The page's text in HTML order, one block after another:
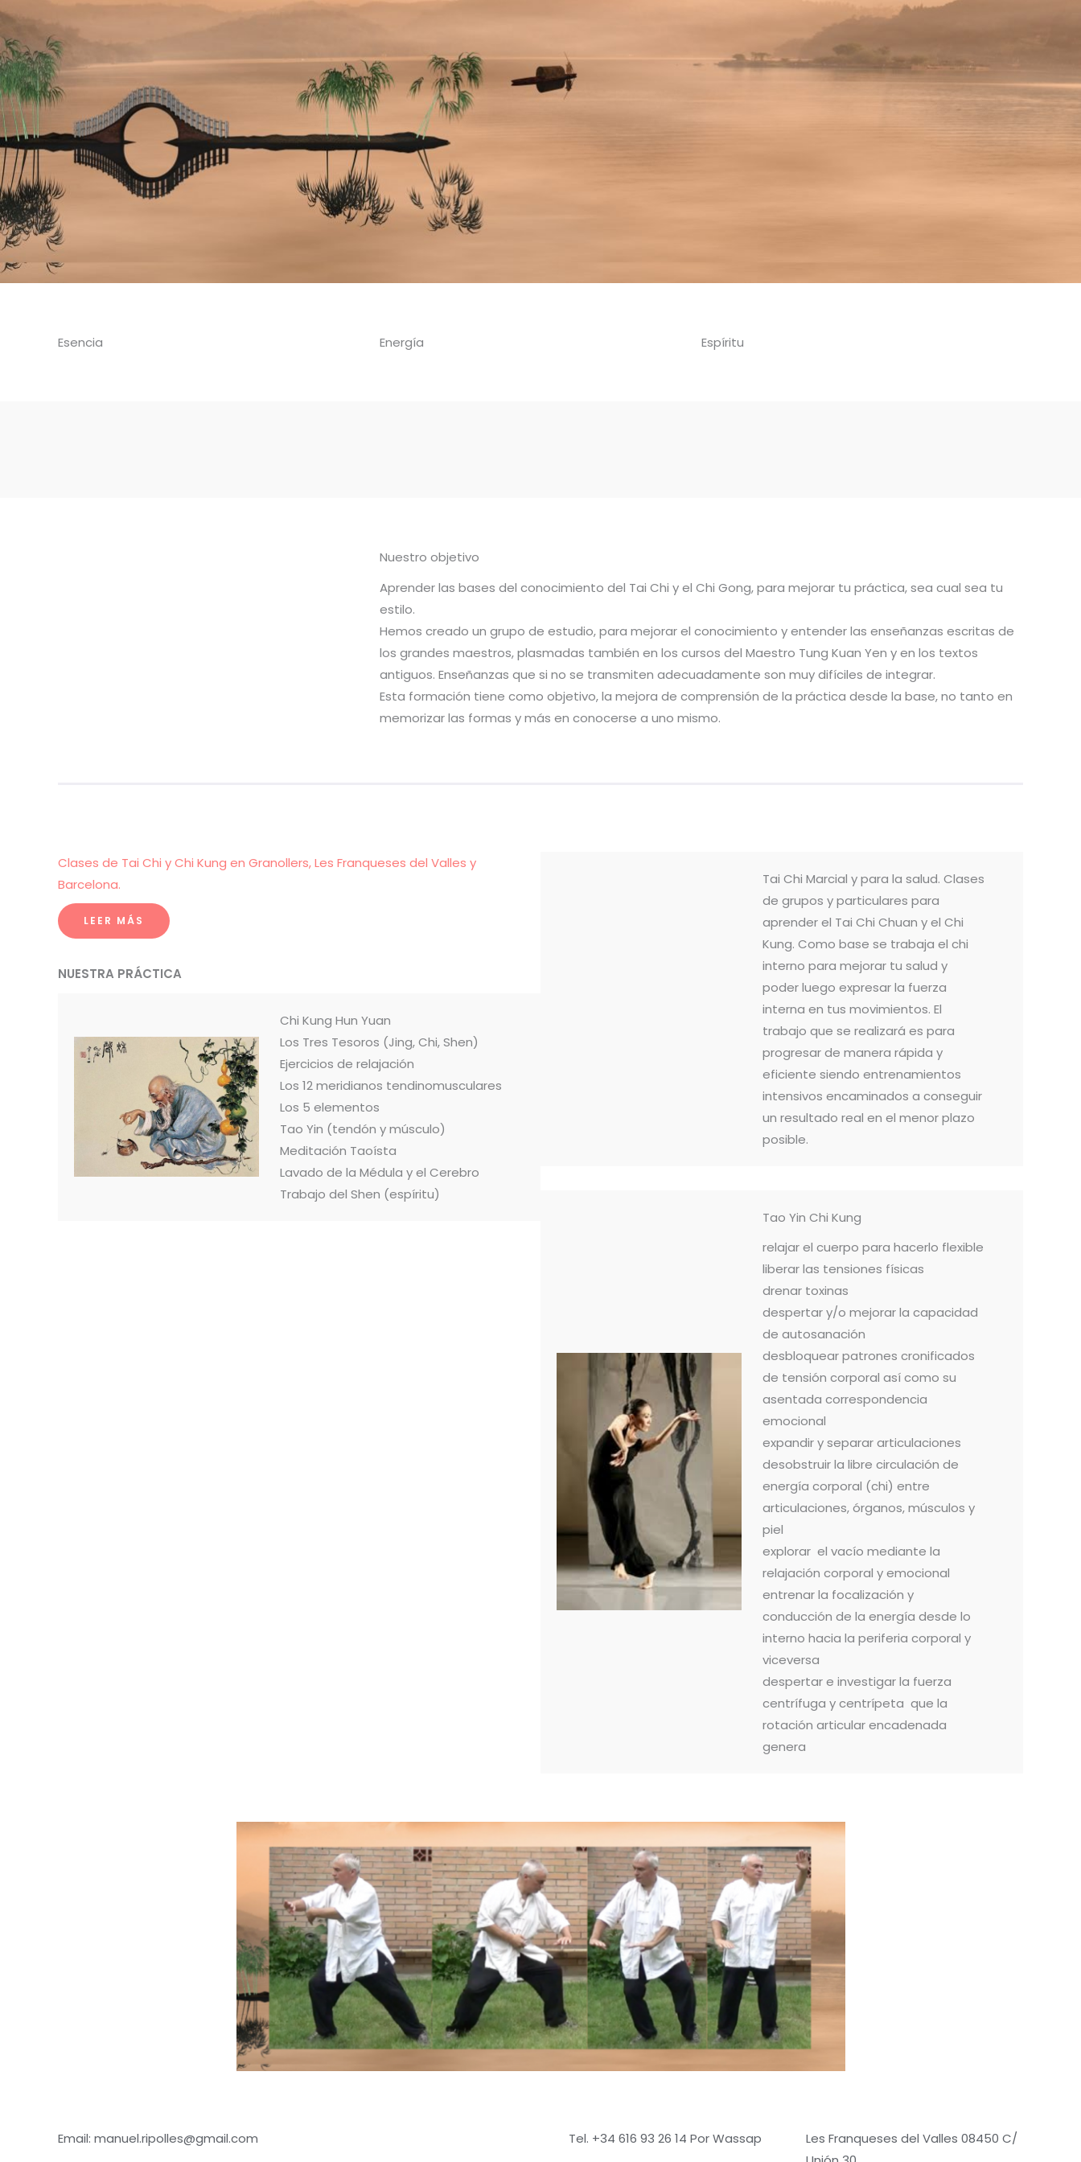
Esencia Energía Espíritu
Nuestro objetivo
Aprender las bases del conocimiento del Tai Chi y el Chi Gong, para mejorar tu práctica, sea cual sea tu
estilo.
Hemos creado un grupo de estudio, para mejorar el conocimiento y entender las enseñanzas escritas de
los grandes maestros, plasmadas también en los cursos del Maestro Tung Kuan Yen y en los textos
antiguos. Enseñanzas que si no se transmiten adecuadamente son muy difíciles de integrar.
Esta formación tiene como objetivo, la mejora de comprensión de la práctica desde la base, no tanto en
memorizar las formas y más en conocerse a uno mismo.
Clases de Tai Chi y Chi Kung en Granollers, Les Franqueses del Valles y
Barcelona.
LEER MÁS
NUESTRA PRÁCTICA
Chi Kung Hun Yuan
Los Tres Tesoros (Jing, Chi, Shen)
Ejercicios de relajación
Los 12 meridianos tendinomusculares
Los 5 elementos
Tao Yin (tendón y músculo)
Meditación Taoísta
Lavado de la Médula y el Cerebro
Trabajo del Shen (espíritu)
Tai Chi Marcial y para la salud. Clases
de grupos y particulares para
aprender el Tai Chi Chuan y el Chi
Kung. Como base se trabaja el chi
interno para mejorar tu salud y
poder luego expresar la fuerza
interna en tus movimientos. El
trabajo que se realizará es para
progresar de manera rápida y
eficiente siendo entrenamientos
intensivos encaminados a conseguir
un resultado real en el menor plazo
posible.
Tao Yin Chi Kung
relajar el cuerpo para hacerlo flexible
liberar las tensiones físicas
drenar toxinas
despertar y/o mejorar la capacidad
de autosanación
desbloquear patrones cronificados
de tensión corporal así como su
asentada correspondencia
emocional
expandir y separar articulaciones
desobstruir la libre circulación de
energía corporal (chi) entre
articulaciones, órganos, músculos y
piel
explorar el vacío mediante la
relajación corporal y emocional
entrenar la focalización y
conducción de la energía desde lo
interno hacia la periferia corporal y
viceversa
despertar e investigar la fuerza
centrífuga y centrípeta que la
rotación articular encadenada
genera
Email: manuel.ripolles@gmail.com Tel. +34 616 93 26 14 Por Wassap
Les Franqueses del Valles 08450 C/